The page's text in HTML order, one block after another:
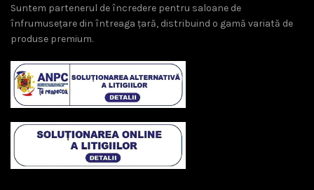
Suntem partenerul de încredere pentru saloane de
înfrumusețare din întreaga țară, distribuind o gamă variată de
produse premium.